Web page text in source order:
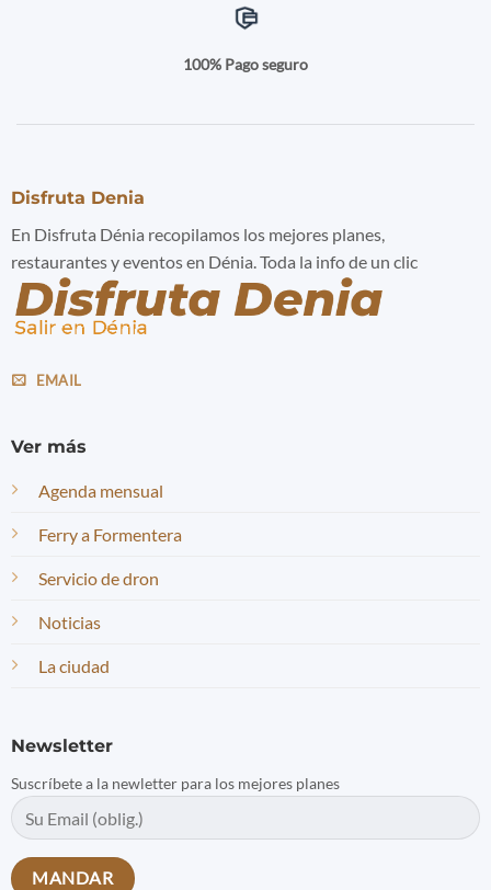
100% Pago seguro
Disfruta Denia
En Disfruta Dénia recopilamos los mejores planes,
restaurantes y eventos en Dénia. Toda la info de un clic
EMAIL
Ver más
Agenda mensual
Ferry a Formentera
Servicio de dron
Noticias
La ciudad
Newsletter
Suscríbete a la newletter para los mejores planes